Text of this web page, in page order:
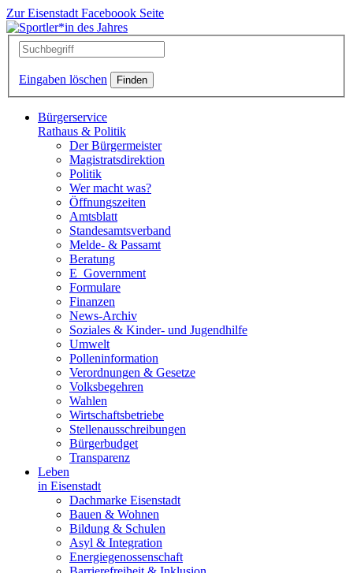
Zur Eisenstadt Faceboook Seite
Eingaben löschen
Bürgerservice
Rathaus & Politik
Der Bürgermeister
Magistratsdirektion
Politik
Wer macht was?
Öffnungszeiten
Amtsblatt
Standesamtsverband
Melde- & Passamt
Beratung
E_Government
Formulare
Finanzen
News-Archiv
Soziales & Kinder- und Jugendhilfe
Umwelt
Polleninformation
Verordnungen & Gesetze
Volksbegehren
Wahlen
Wirtschaftsbetriebe
Stellenausschreibungen
Bürgerbudget
Transparenz
Leben
in Eisenstadt
Dachmarke Eisenstadt
Bauen & Wohnen
Bildung & Schulen
Asyl & Integration
Energiegenossenschaft